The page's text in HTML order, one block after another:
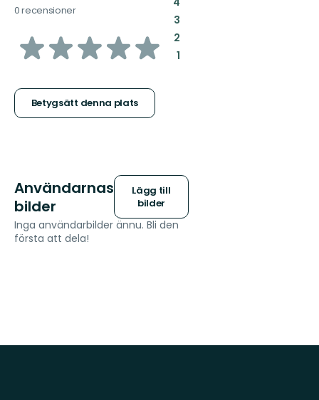
0 recensioner
av
stjärnor
Betygsätt denna plats
3:
2:
1:
Användarnas
bilder
Lägg till
bilder
Inga användarbilder ännu. Bli den
första att dela!